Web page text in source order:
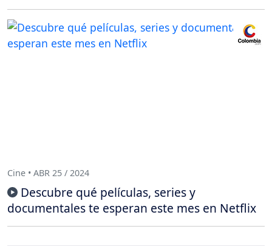
Cine • ABR 25 / 2024
Descubre qué películas, series y
documentales te esperan este mes en Netflix